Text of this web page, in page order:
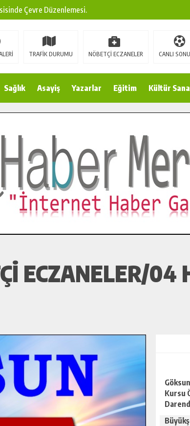
Çevre Düzenlemesi.
Tarımına Katkı Sağlayacak.
Keşfetti.
Veda Ziyareti.
TRAFİK DURUMU NÖBETÇİ ECZANELER CANLI
Sağlık Asayiş Yazarlar Eğitim Kültür
ECZANELER/
Kursu